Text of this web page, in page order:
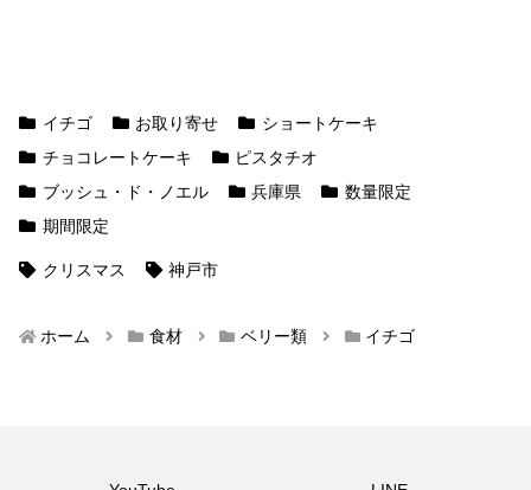
イチゴ お取り寄せ
ショートケーキ
チョコレートケーキ
ピスタチオ
ブッシュ・ド・ノエル
兵庫県
数量限定
期間限定
クリスマス 神戸市
ホーム 食材 ベリー類 イチゴ